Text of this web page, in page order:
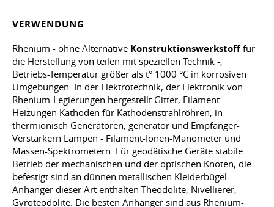
VERWENDUNG
Rhenium - ohne Alternative Konstruktionswerkstofffür
die Herstellung von teilen mit speziellen Technik -,
Betriebs-Temperatur größer als t° 1000 °C in korrosiven
Umgebungen. In der Elektrotechnik, der Elektronik von
Rhenium-Legierungen hergestellt Gitter, Filament
Heizungen Kathoden für Kathodenstrahlröhren; in
thermionisch Generatoren, generator und Empfänger-
Verstärkern Lampen - Filament-Ionen-Manometer und
Massen-Spektrometern. Für geodätische Geräte stabile
Betrieb der mechanischen und der optischen Knoten, die
befestigt sind an dünnen metallischen Kleiderbügel.
Anhänger dieser Art enthalten Theodolite, Nivellierer,
Gyroteodolite. Die besten Anhänger sind aus Rhenium-